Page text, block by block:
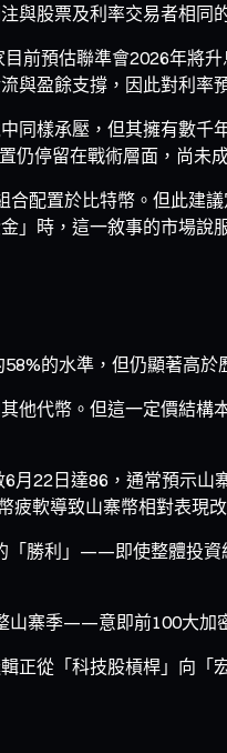
股票及利率交易者相同
前預估聯準會2026年將
與盈餘支撐，因此對利率
同樣承壓，但其擁有數
停留在戰術層面，尚未
配置於比特幣。但此建
」時，這一敘事的市場說
的水準，但仍顯著高於
他代幣。但這一定價結
月22日達86，通常預示
軟導致山寨幣相對表現
勝利」——即使整體投
寨季——意即前100大加
從「科技股槓桿」向